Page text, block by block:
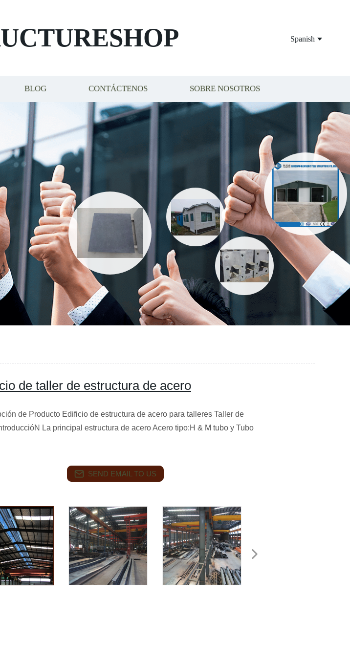
Spanish
BLOG CONTÁCTENOS SOBRE NOSOTROS
de taller de estructura de acero
de Producto Edificio de estructura de acero para talleres Taller de
La principal estructura de acero Acero tipo:H & M tubo y Tubo
SEND EMAIL TO US